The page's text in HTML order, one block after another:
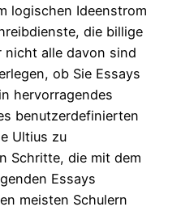
logischen Ideenstrom
die billige
nicht alle davon sind
ob Sie Essays
hervorragendes
benutzerdefinierten
Ultius zu
Schritte, die mit dem
Essays
meisten Schulern